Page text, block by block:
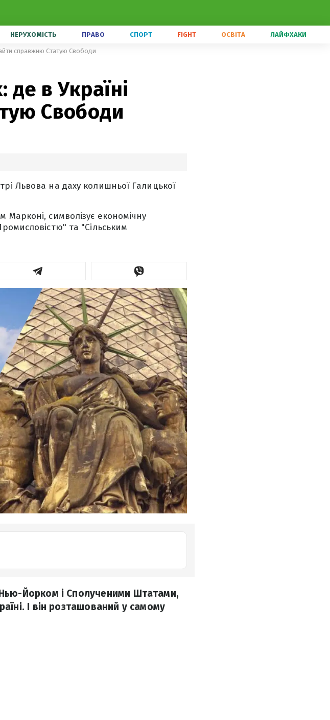
НЕРУХОМІСТЬ ПРАВО СПОРТ FIGHT ОСВІТА ЛАЙФХАКИ
справжню Статую Свободи
де в Україні
Свободи
Львова на даху колишньої Галицької
символізує економічну
та "Сільським
Йорком і Сполученими Штатами,
І він розташований у самому